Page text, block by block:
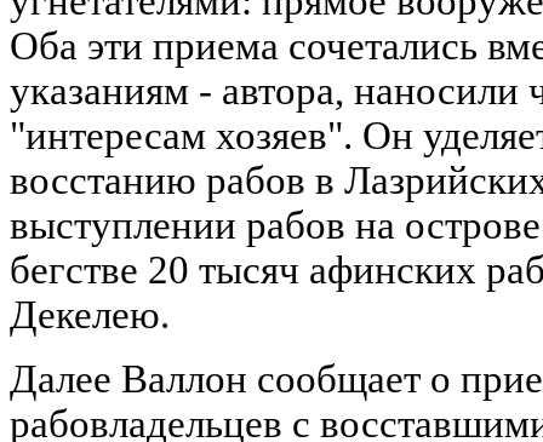
Оба эти приема сочетались
указаниям - автора, наносили
"интересам хозяев". Он
восстанию рабов в
выступлении рабов на
бегстве 20 тысяч афинских
Декелею.
Далее Валлон сообщает о
рабовладельцев с